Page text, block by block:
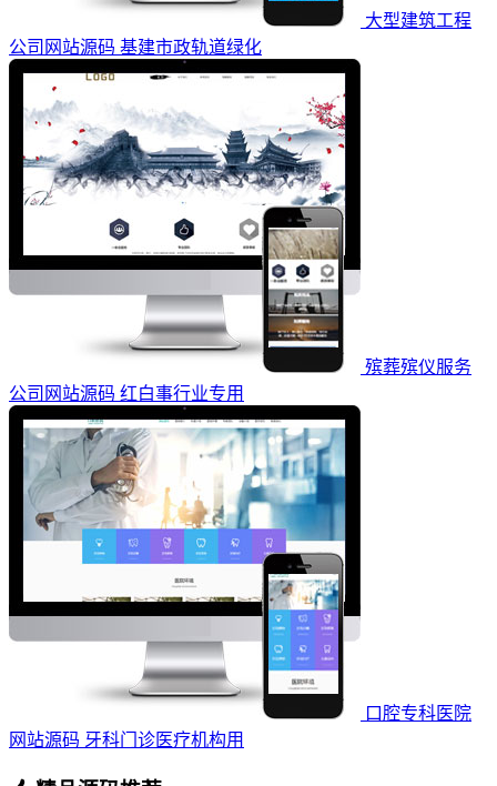
大型建筑工程
公司网站源码 基建市政轨道绿化
殡葬殡仪服务
公司网站源码 红白事行业专用
口腔专科医院
网站源码 牙科门诊医疗机构用